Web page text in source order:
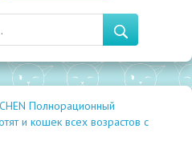
Полнорационный
и кошек всех возрастов с